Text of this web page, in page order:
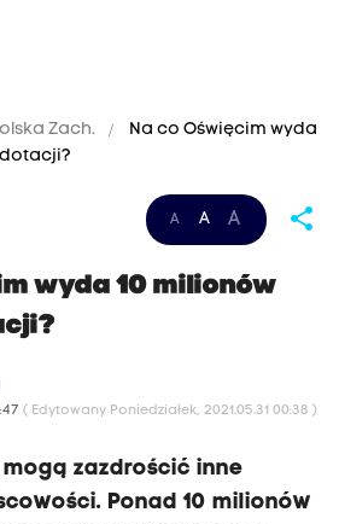
Zach.
Na co Oświęcim wyda
A A A share
wyda 10 milionów
( Edytowany Poniedziałek, 2021.05.31 00:38 )
zazdrościć inne
Ponad 10 milionów